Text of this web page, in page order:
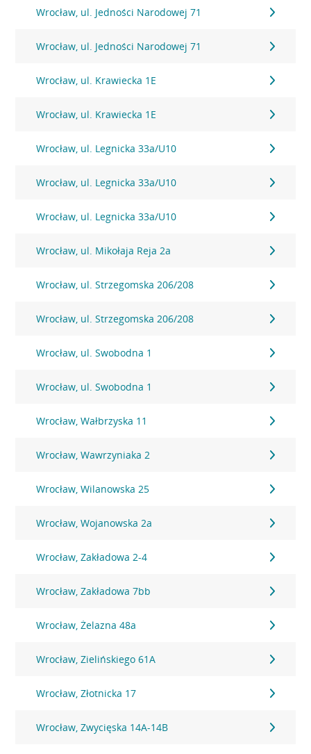
Wrocław, ul. Jedności Narodowej 71
Wrocław, ul. Jedności Narodowej 71
Wrocław, ul. Krawiecka 1E
Wrocław, ul. Krawiecka 1E
Wrocław, ul. Legnicka 33a/U10
Wrocław, ul. Legnicka 33a/U10
Wrocław, ul. Legnicka 33a/U10
Wrocław, ul. Mikołaja Reja 2a
Wrocław, ul. Strzegomska 206/208
Wrocław, ul. Strzegomska 206/208
Wrocław, ul. Swobodna 1
Wrocław, ul. Swobodna 1
Wrocław, Wałbrzyska 11
Wrocław, Wawrzyniaka 2
Wrocław, Wilanowska 25
Wrocław, Wojanowska 2a
Wrocław, Zakładowa 2-4
Wrocław, Zakładowa 7bb
Wrocław, Żelazna 48a
Wrocław, Zielińskiego 61A
Wrocław, Złotnicka 17
Wrocław, Zwycięska 14A-14B